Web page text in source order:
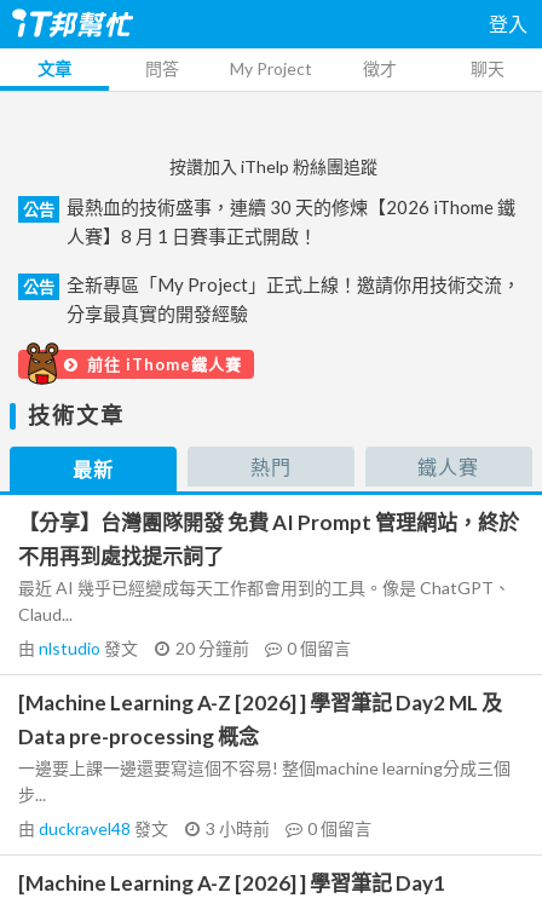
登入
文章 問答 My Project 徵才 聊天
按讚加入 iThelp 粉絲團追蹤
公告
最熱血的技術盛事，連續 30 天的修煉【2026 iThome 鐵
人賽】8 月 1 日賽事正式開啟！
公告
全新專區「My Project」正式上線！邀請你用技術交流，
分享最真實的開發經驗
前往 iThome鐵人賽
技術文章
最新 熱門 鐵人賽
【分享】台灣團隊開發 免費 AI Prompt 管理網站，終於
不用再到處找提示詞了
最近 AI 幾乎已經變成每天工作都會用到的工具。像是 ChatGPT、
Claud...
由 nlstudio 發文 20 分鐘前 0個留言
[Machine Learning A-Z [2026] ] 學習筆記 Day2 ML 及
Data pre-processing 概念
一邊要上課一邊還要寫這個不容易! 整個machine learning分成三個
步...
由 duckravel48 發文 3 小時前 0個留言
[Machine Learning A-Z [2026] ] 學習筆記 Day1